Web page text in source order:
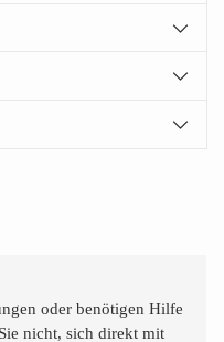
oder benötigen Hilfe
nicht, sich direkt mit